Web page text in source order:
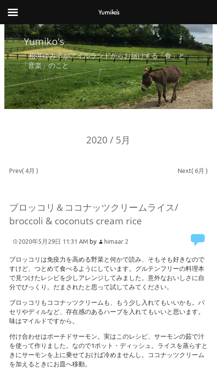
Yumiko's
松井ゆみ子がアイルランドからお届けする「食」と
「音楽」のこと
2020 / 5月
Prev( 4月 ) Next( 6月 )
ブロッコリ＆ココナッツクリームライス/
broccoli & coconuts cream rice
2020年5月29日 11:31 AM by himaar 2
ブロッコリは免疫力を高める野菜と何かで読み、そもそも好きなので
すけど、つとめて食べるようにしています。グルテンフリーの料理本
で見つけたレシピを少しアレンジしてみました。意外なおいしさに自
分でびっくり。だまされたと思って試してみてください。
ブロッコリもココナッツクリームも、もう少し入れてもいいかも。パ
セリやディルなど、存在感のあるハーブを入れてもいいと思います。
味はマイルドですから。
付け合わせはポーチドサーモン。実はこのレシピ、サーモンの茹で汁
を使って作りました。なので1ポット・ディッシュ。ライスを蒸らすと
きにサーモンを上に乗せておけば冷めませんし。ココナッツクリーム
を加えるときにお皿へ移動。
Yumiko's
Yumiko's